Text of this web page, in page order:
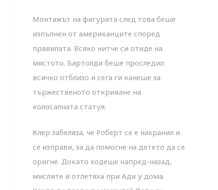
Монтажът на фигурата след това беше
изпълнен от американците според
правилата. Всяко нитче си отиде на
мястото. Бартолди беше проследил
всичко отблизо и сега ги канеше за
тържественото откриване на
колосалната статуя.
Клер забеляза, че Роберт се е нахранил и
се изправи, за да помогне на детето да се
оригне. Докато ходеше напред-назад,
мислите ѝ отлетяха при Ади у дома.